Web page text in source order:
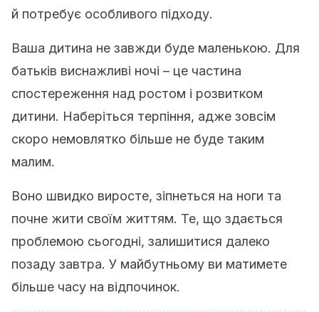
й потребує особливого підходу.
Ваша дитина не завжди буде маленькою. Для
батьків виснажливі ночі – це частина
спостереження над ростом і розвитком
дитини. Наберіться терпіння, адже зовсім
скоро немовлятко більше не буде таким
малим.
Воно швидко виросте, зіпнеться на ноги та
почне жити своїм життям. Те, що здається
проблемою сьогодні, залишитися далеко
позаду завтра. У майбутньому ви матимете
більше часу на відпочинок.